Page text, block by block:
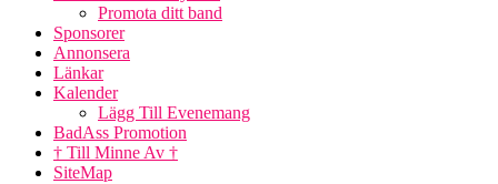
Promota ditt band
Sponsorer
Annonsera
Länkar
Kalender
Lägg Till Evenemang
BadAss Promotion
† Till Minne Av †
SiteMap